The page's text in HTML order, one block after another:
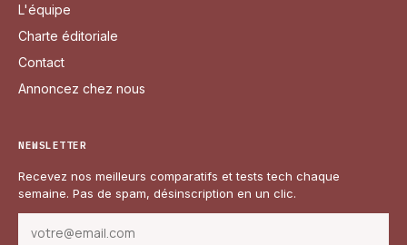
L'équipe
Charte éditoriale
Contact
Annoncez chez nous
NEWSLETTER
Recevez nos meilleurs comparatifs et tests tech chaque
semaine. Pas de spam, désinscription en un clic.